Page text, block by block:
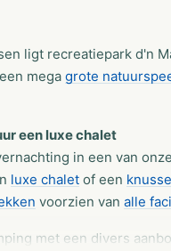
ligt recreatiepark d'n
mega grote
een luxe chalet
in een van onze
luxe chalet of een
voorzien van alle
met een divers